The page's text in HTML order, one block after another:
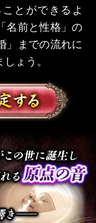
とができるよ
名前と性格」の
」までの流れに
ょう。